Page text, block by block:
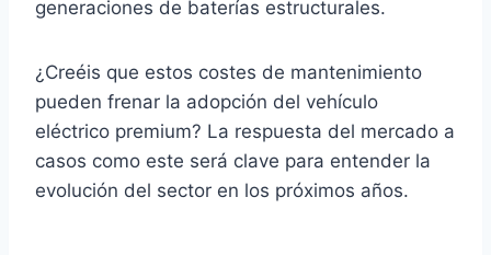
generaciones de baterías estructurales.
¿Creéis que estos costes de mantenimiento
pueden frenar la adopción del vehículo
eléctrico premium? La respuesta del mercado a
casos como este será clave para entender la
evolución del sector en los próximos años.